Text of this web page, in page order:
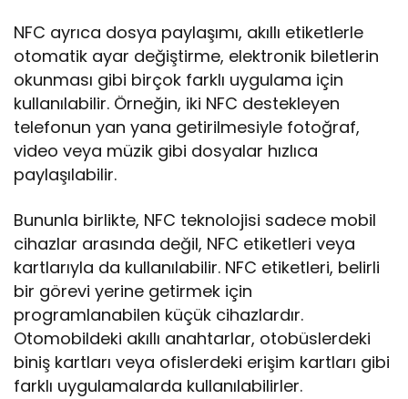
NFC ayrıca dosya paylaşımı, akıllı etiketlerle
otomatik ayar değiştirme, elektronik biletlerin
okunması gibi birçok farklı uygulama için
kullanılabilir. Örneğin, iki NFC destekleyen
telefonun yan yana getirilmesiyle fotoğraf,
video veya müzik gibi dosyalar hızlıca
paylaşılabilir.
Bununla birlikte, NFC teknolojisi sadece mobil
cihazlar arasında değil, NFC etiketleri veya
kartlarıyla da kullanılabilir. NFC etiketleri, belirli
bir görevi yerine getirmek için
programlanabilen küçük cihazlardır.
Otomobildeki akıllı anahtarlar, otobüslerdeki
biniş kartları veya ofislerdeki erişim kartları gibi
farklı uygulamalarda kullanılabilirler.